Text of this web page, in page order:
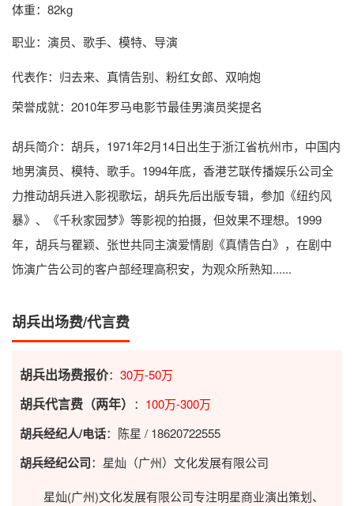
体重：82kg
职业：演员、歌手、模特、导演
代表作：归去来、真情告别、粉红女郎、双响炮
荣誉成就：2010年罗马电影节最佳男演员奖提名
胡兵简介：胡兵，1971年2月14日出生于浙江省杭州市，中国内
地男演员、模特、歌手。1994年底，香港艺联传播娱乐公司全
力推动胡兵进入影视歌坛，胡兵先后出版专辑，参加《纽约风
暴》、《千秋家园梦》等影视的拍摄，但效果不理想。1999
年，胡兵与瞿颖、张世共同主演爱情剧《真情告白》，在剧中
饰演广告公司的客户部经理高积安，为观众所熟知......
胡兵出场费/代言费
胡兵出场费报价： 30万-50万
胡兵代言费（两年） ： 100万-300万
胡兵经纪人/电话：陈星 / 18620722555
胡兵经纪公司：星灿（广州）文化发展有限公司
星灿(广州)文化发展有限公司专注明星商业演出策划、